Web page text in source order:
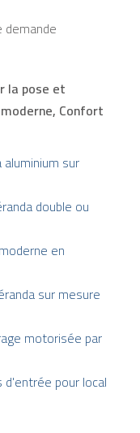
la pose et
, Confort
sur
double ou
en
sur mesure
motorisée par
pour local